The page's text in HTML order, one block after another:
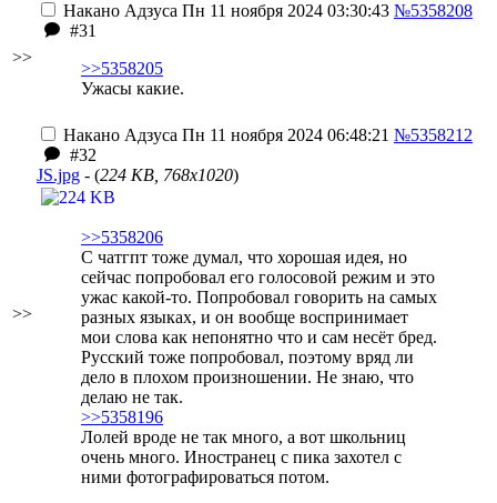
>>
Накано Адзуса Пн 11 ноября 2024 03:30:43 №5358208
#31
>>5358205
Ужасы какие.
>>
Накано Адзуса Пн 11 ноября 2024 06:48:21 №5358212
#32
JS.jpg - (224 KB, 768x1020)
>>5358206
С чатгпт тоже думал, что хорошая идея, но
сейчас попробовал его голосовой режим и это
ужас какой-то. Попробовал говорить на самых
разных языках, и он вообще воспринимает
мои слова как непонятно что и сам несёт бред.
Русский тоже попробовал, поэтому вряд ли
дело в плохом произношении. Не знаю, что
делаю не так.
>>5358196
Лолей вроде не так много, а вот школьниц
очень много. Иностранец с пика захотел с
ними фотографироваться потом.